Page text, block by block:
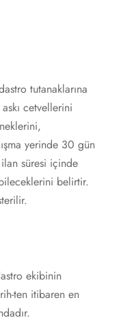
tutanaklarına
cetvellerini
yerinde 30 gün
süresi içinde
belirtir.
ekibinin
ten itibaren en